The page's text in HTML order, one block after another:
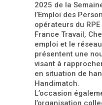
2025 de la
l’Emploi des
opérateurs du
France Travail,
emploi et le
présentent une
visant à
en situation de
Handimatch.
L’occasion
l’organisation